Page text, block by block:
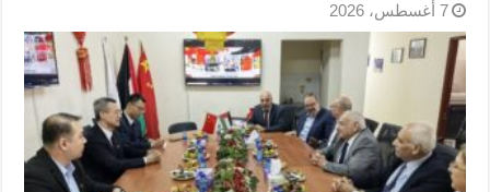
7 أغسطس، 2026